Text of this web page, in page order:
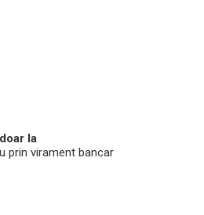
la
prin virament bancar